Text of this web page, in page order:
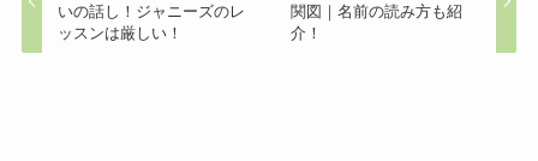
いの話し！ジャニーズのレ
ッスンは厳しい！
関図｜名前の読み方も紹
介！